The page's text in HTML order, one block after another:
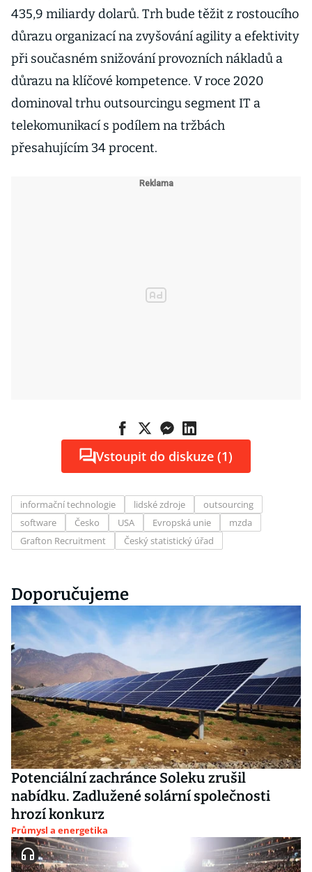
435,9 miliardy dolarů. Trh bude těžit z rostoucího
důrazu organizací na zvyšování agility a efektivity
při současném snižování provozních nákladů a
důrazu na klíčové kompetence. V roce 2020
dominoval trhu outsourcingu segment IT a
telekomunikací s podílem na tržbách
přesahujícím 34 procent.
Vstoupit do diskuze (1)
informační technologie lidské zdroje
outsourcing
software
Česko USA Evropská unie
mzda
Grafton Recruitment
Český statistický úřad
Doporučujeme
Potenciální zachránce Soleku zrušil
nabídku. Zadlužené solární společnosti
hrozí konkurz
Průmysl a energetika